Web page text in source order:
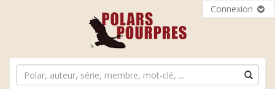
Connexion